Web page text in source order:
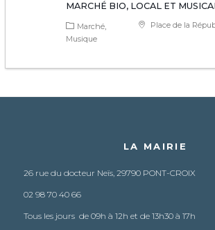
MARCHÉ BIO, LOCAL ET
Place de la
Marché
Musique
LA MAIRIE
26 rue du docteur Neïs, 29790 PONT-CROIX
02 98 70 40 66
Tous les jours de 09h à 12h et de 13h30 à 17h